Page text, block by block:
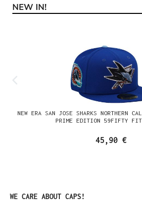
Produktgalerie überspringen
NEW IN!
NEW ERA SAN JOSE SHARKS NORTHERN
PRIME EDITION 59FIFTY
45,90 €
Produktgalerie überspringen
WE CARE ABOUT CAPS!